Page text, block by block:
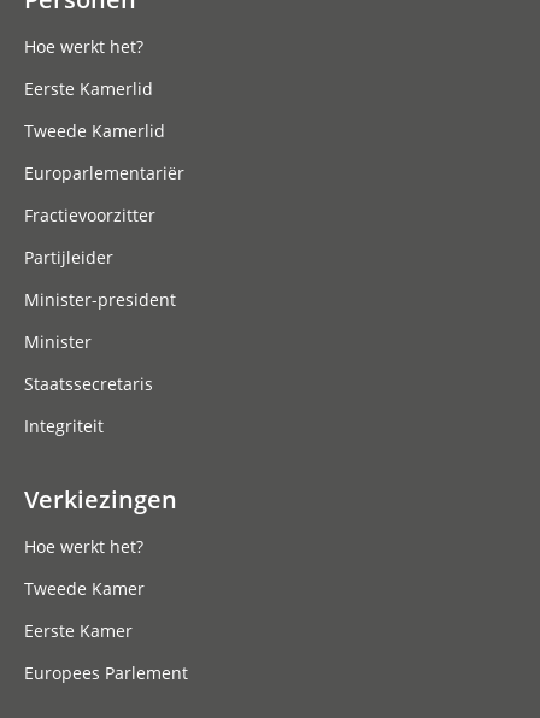
Hoe werkt het?
Eerste Kamerlid
Tweede Kamerlid
Europarlementariër
Fractievoorzitter
Partijleider
Minister-president
Minister
Staatssecretaris
Integriteit
Verkiezingen
Hoe werkt het?
Tweede Kamer
Eerste Kamer
Europees Parlement